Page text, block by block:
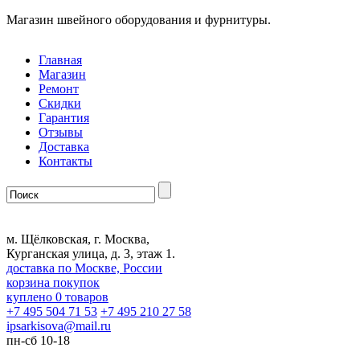
Магазин швейного оборудования и фурнитуры.
Главная
Магазин
Ремонт
Скидки
Гарантия
Отзывы
Доставка
Контакты
м. Щёлковская, г. Москва,
Курганская улица, д. 3, этаж 1.
доставка по Москве, России
корзина покупок
куплено 0 товаров
+7 495 504 71 53 +7 495 210 27 58
ipsarkisova@mail.ru
пн-сб 10-18